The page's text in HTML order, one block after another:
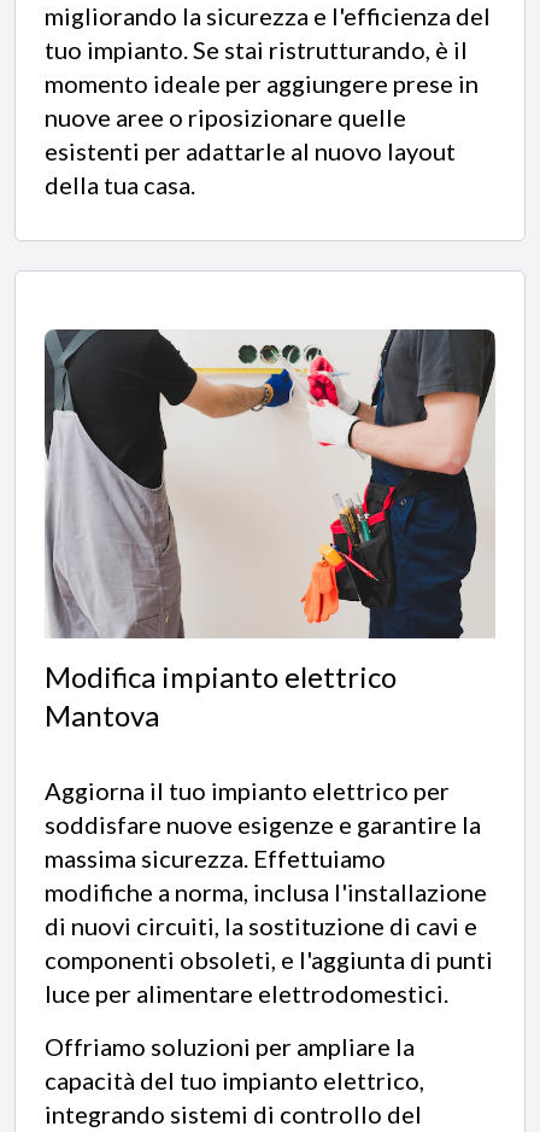
migliorando la sicurezza e l'efficienza del
tuo impianto. Se stai ristrutturando, è il
momento ideale per aggiungere prese in
nuove aree o riposizionare quelle
esistenti per adattarle al nuovo layout
della tua casa.
Modifica impianto elettrico
Mantova
Aggiorna il tuo impianto elettrico per
soddisfare nuove esigenze e garantire la
massima sicurezza. Effettuiamo
modifiche a norma, inclusa l'installazione
di nuovi circuiti, la sostituzione di cavi e
componenti obsoleti, e l'aggiunta di punti
luce per alimentare elettrodomestici.
Offriamo soluzioni per ampliare la
capacità del tuo impianto elettrico,
integrando sistemi di controllo del